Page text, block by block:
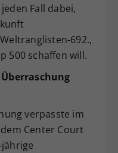
Fall dabei,
692.,
500 schaffen will.
verpasste im
Center Court